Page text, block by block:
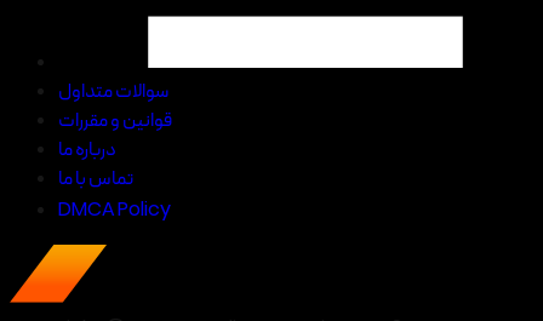
سوالات متداول
قوانین و مقررات
درباره ما
تماس با ما
DMCA Policy